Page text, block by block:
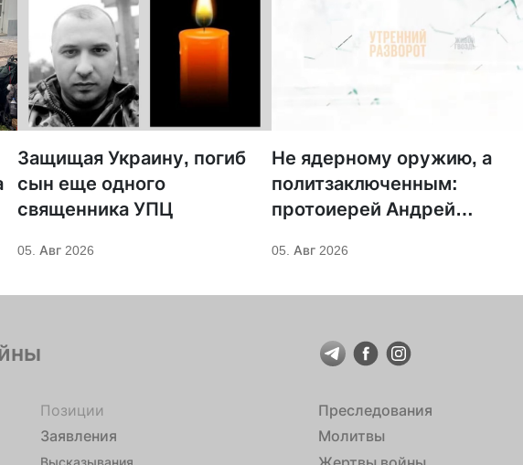
Защищая Украину, погиб
сын еще одного
священника УПЦ
05. Авг 2026
Не ядерному оружию, а
политзаключенным:
протоиерей Андрей
иное покровительство для
05. Авг 2026
Позиции
Заявления
Преследования
Молитвы